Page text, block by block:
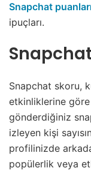
Snapchat
ipuçları.
Snapchat skoru,
etkinliklerine göre
gönderdiğiniz
izleyen kişi
profilinizde
popülerlik veya